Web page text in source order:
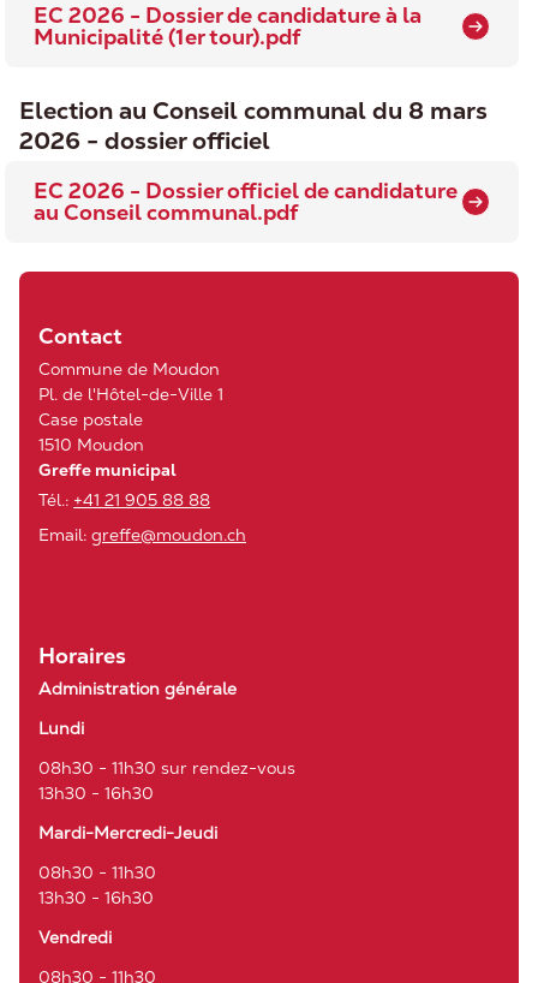
EC 2026 - Dossier de candidature à la
Municipalité (1er tour).pdf
Election au Conseil communal du 8 mars
2026 - dossier officiel
EC 2026 - Dossier officiel de candidature
au Conseil communal.pdf
Contact
Commune de Moudon
Pl. de l'Hôtel-de-Ville 1
Case postale
1510 Moudon
Greffe municipal
Tél.: +41 21 905 88 88
Email: greffe@moudon.ch
Horaires
Administration générale
Lundi
08h30 - 11h30 sur rendez-vous
13h30 - 16h30
Mardi-Mercredi-Jeudi
08h30 - 11h30
13h30 - 16h30
Vendredi
08h30 - 11h30